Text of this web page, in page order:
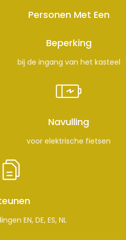
Personen Met Een
Beperking
bij de ingang van het kasteel
Navulling
voor elektrische fietsen
EN, DE, ES, NL